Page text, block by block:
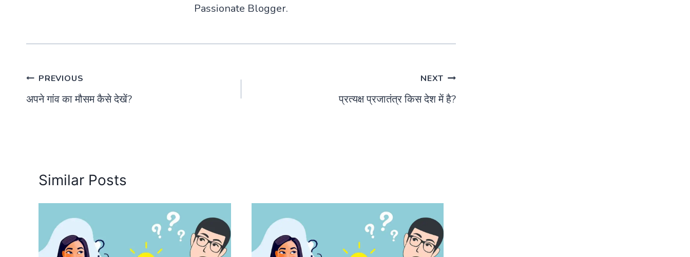
Passionate Blogger.
Post
navigation
PREVIOUS
अपने गांव का मौसम कैसे देखें?
NEXT
प्रत्यक्ष प्रजातंत्र किस देश में है?
Similar Posts